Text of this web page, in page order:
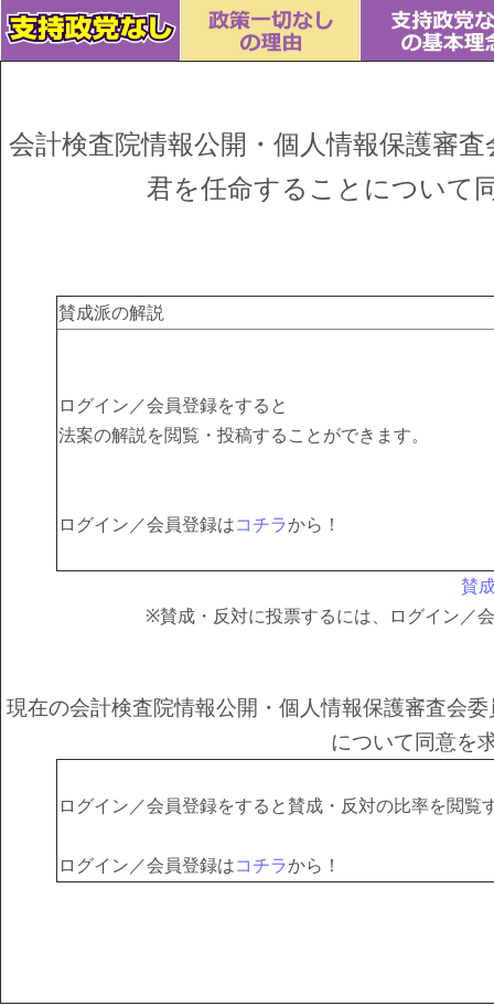
会計検査院情報公開・個人情報保護審
君を任命することについて
賛成派の解説
ログイン／会員登録をすると
法案の解説を閲覧・投稿することができます。
ログイン／会員登録はコチラから！
賛
※賛成・反対に投票するには、ログイン／
現在の会計検査院情報公開・個人情報保護審査会
について同意を
ログイン／会員登録をすると賛成・反対の比率を閲覧
ログイン／会員登録はコチラから！